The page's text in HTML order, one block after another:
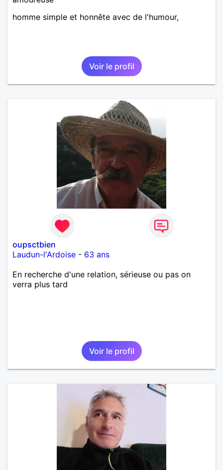
homme simple et honnête avec de l'humour,
Voir le profil
oupsctbien
Laudun-l'Ardoise - 63 ans
En recherche d'une relation, sérieuse ou pas on
verra plus tard
Voir le profil